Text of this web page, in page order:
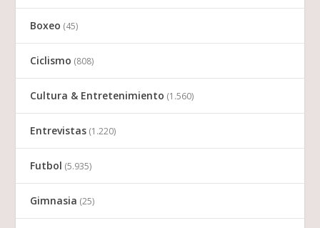
Boxeo (45)
Ciclismo (808)
Cultura & Entretenimiento (1.560)
Entrevistas (1.220)
Futbol (5.935)
Gimnasia (25)